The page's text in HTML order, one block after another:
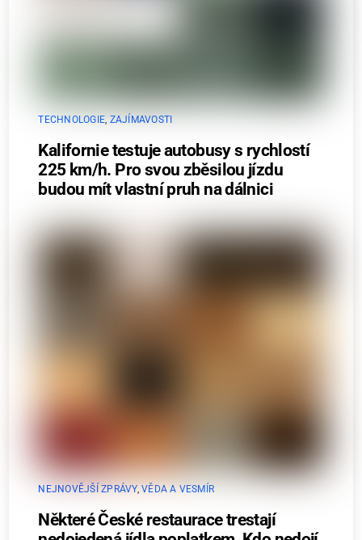
TECHNOLOGIE, ZAJÍMAVOSTI
Kalifornie testuje autobusy s rychlostí
225 km/h. Pro svou zběsilou jízdu
budou mít vlastní pruh na dálnici
NEJNOVĚJŠÍ ZPRÁVY,VĚDA A VESMÍR
Některé České restaurace trestají